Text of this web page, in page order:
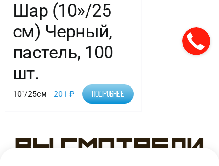
Шар (10»/25
см) Черный,
пастель, 100
шт.
10"/25см 201₽ Подробнее
Вы смотрели